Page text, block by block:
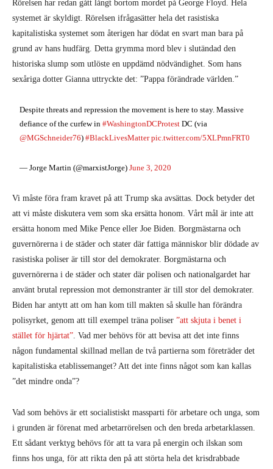
Rörelsen har redan gått långt bortom mordet på George Floyd. Hela
systemet är skyldigt. Rörelsen ifrågasätter hela det rasistiska
kapitalistiska systemet som återigen har dödat en svart man bara på
grund av hans hudfärg. Detta grymma mord blev i slutändad den
historiska slump som utlöste en uppdämd nödvändighet. Som hans
sexåriga dotter Gianna uttryckte det: ”Pappa förändrade världen.”
Despite threats and repression the movement is here to stay. Massive
defiance of the curfew in#WashingtonDCProtest DC (via
@MGSchneider76)#BlackLivesMatter pic.twitter.com/5XLPmnFRT0
— Jorge Martin (@marxistJorge)June 3, 2020
Vi måste föra fram kravet på att Trump ska avsättas. Dock betyder det
att vi måste diskutera vem som ska ersätta honom. Vårt mål är inte att
ersätta honom med Mike Pence eller Joe Biden. Borgmästarna och
guvernörerna i de städer och stater där fattiga människor blir dödade av
rasistiska poliser är till stor del demokrater. Borgmästarna och
guvernörerna i de städer och stater där polisen och nationalgardet har
använt brutal repression mot demonstranter är till stor del demokrater.
Biden har antytt att om han kom till makten så skulle han förändra
polisyrket, genom att till exempel träna poliser ”att skjuta i benet i
stället för hjärtat” . Vad mer behövs för att bevisa att det inte finns
någon fundamental skillnad mellan de två partierna som företräder det
kapitalistiska etablissemanget? Att det inte finns något som kan kallas
”det mindre onda”?
Vad som behövs är ett socialistiskt massparti för arbetare och unga, som
i grunden är förenat med arbetarrörelsen och den breda arbetarklassen.
Ett sådant verktyg behövs för att ta vara på energin och ilskan som
finns hos unga, för att rikta den på att störta hela det krisdrabbade